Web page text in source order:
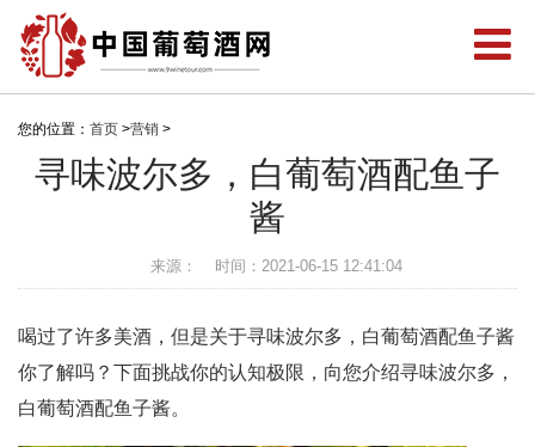
您的位置： 首页 >营销 >
寻味波尔多，白葡萄酒配鱼子
酱
来源： 时间：2021-06-15 12:41:04
喝过了许多美酒，但是关于寻味波尔多，白葡萄酒配鱼子酱
你了解吗？下面挑战你的认知极限，向您介绍寻味波尔多，
白葡萄酒配鱼子酱。